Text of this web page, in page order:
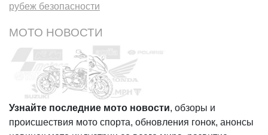
рубеж безопасности
МОТО НОВОСТИ
Узнайте последние мото новости, обзоры и
происшествия мото спорта, обновления гонок, анонсы